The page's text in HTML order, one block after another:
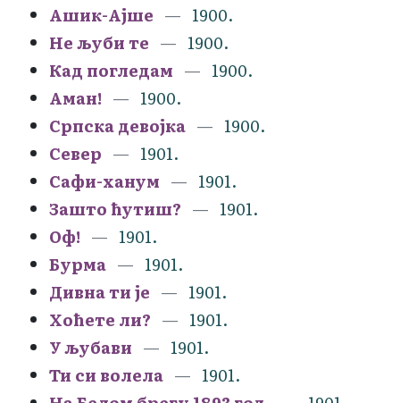
Ашик-Ајше
1900.
Не љуби те
1900.
Кад погледам
1900.
Аман!
1900.
Српска девојка
1900.
Север
1901.
Сафи-ханум
1901.
Зашто ћутиш?
1901.
Оф!
1901.
Бурма
1901.
Дивна ти је
1901.
Хоћете ли?
1901.
У љубави
1901.
Ти си волела
1901.